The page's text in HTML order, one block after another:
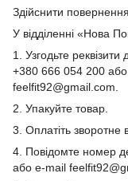
Здійснити
У відділенні «Нова
1. Узгодьте
+380 666 054 200
feelfit92@gmail.com.
2. Упакуйте товар.
3. Оплатіть зворотне
4. Повідомте номер
або e-mail